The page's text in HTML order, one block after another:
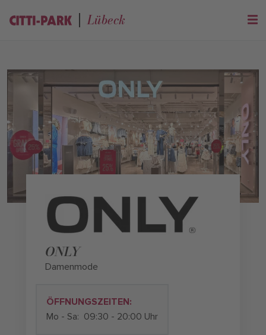
Lübeck
ONLY
Damenmode
ÖFFNUNGSZEITEN:
Mo - Sa: 09:30 - 20:00 Uhr